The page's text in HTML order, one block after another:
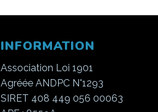
INFORMATION
Association Loi 1901
Agréée ANDPC N°1293
SIRET 408 449 056 00063